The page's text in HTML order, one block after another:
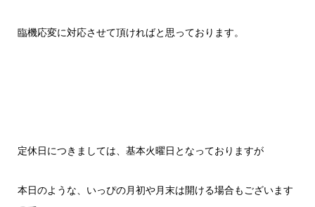
臨機応変に対応させて頂ければと思っております。
定休日につきましては、基本火曜日となっておりますが
本日のような、いっぴの月初や月末は開ける場合もございます